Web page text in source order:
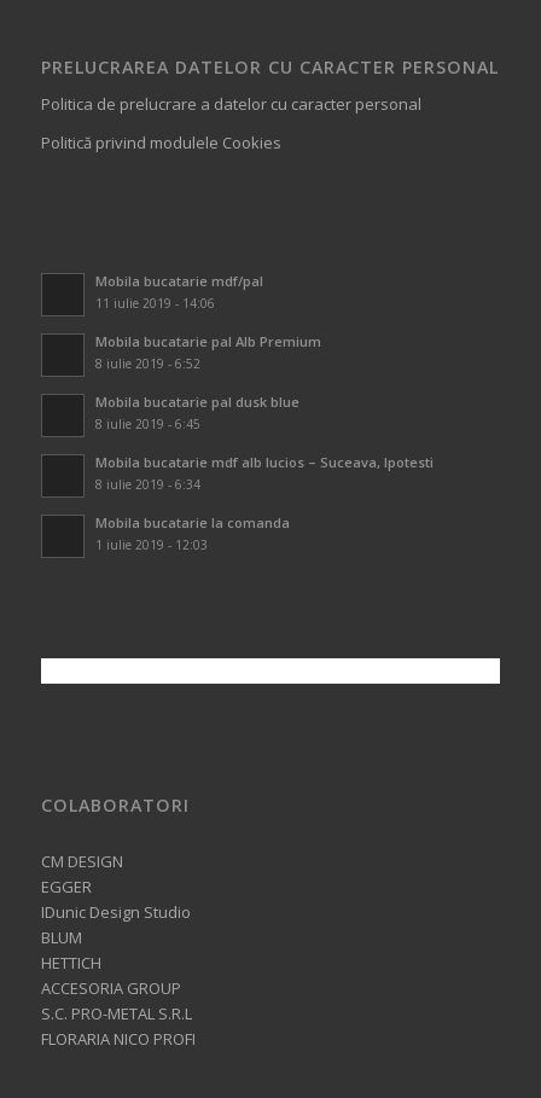
PRELUCRAREA DATELOR CU CARACTER PERSONAL
Politica de prelucrare a datelor cu caracter personal
Politică privind modulele Cookies
Mobila bucatarie mdf/pal
11 iulie 2019 - 14:06
Mobila bucatarie pal Alb Premium
8 iulie 2019 - 6:52
Mobila bucatarie pal dusk blue
8 iulie 2019 - 6:45
Mobila bucatarie mdf alb lucios – Suceava, Ipotesti
8 iulie 2019 - 6:34
Mobila bucatarie la comanda
1 iulie 2019 - 12:03
COLABORATORI
CM DESIGN
EGGER
IDunic Design Studio
BLUM
HETTICH
ACCESORIA GROUP
S.C. PRO-METAL S.R.L
FLORARIA NICO PROFI